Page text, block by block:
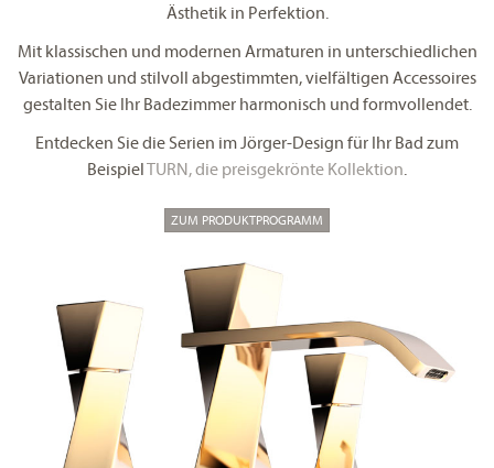
Ästhetik in Perfektion.
Mit klassischen und modernen Armaturen in unterschiedlichen
Variationen und stilvoll abgestimmten, vielfältigen Accessoires
gestalten Sie Ihr Badezimmer harmonisch und formvollendet.
Entdecken Sie die Serien im Jörger-Design für Ihr Bad zum
BeispielTURN, die preisgekrönte Kollektion.
ZUM PRODUKTPROGRAMM